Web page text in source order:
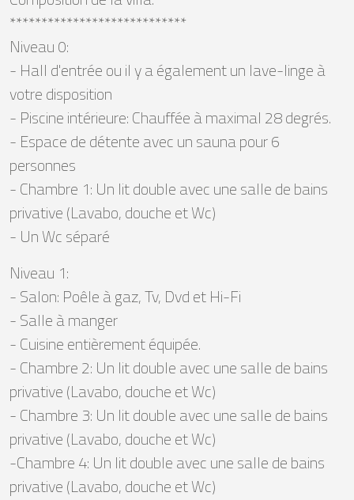
****************************
Niveau 0:
- Hall d'entrée ou il y a également un lave-linge à
votre disposition
- Piscine intérieure: Chauffée à maximal 28 degrés.
- Espace de détente avec un sauna pour 6
personnes
- Chambre 1: Un lit double avec une salle de bains
privative (Lavabo, douche et Wc)
- Un Wc séparé
Niveau 1:
- Salon: Poêle à gaz, Tv, Dvd et Hi-Fi
- Salle à manger
- Cuisine entièrement équipée.
- Chambre 2: Un lit double avec une salle de bains
privative (Lavabo, douche et Wc)
- Chambre 3: Un lit double avec une salle de bains
privative (Lavabo, douche et Wc)
-Chambre 4: Un lit double avec une salle de bains
privative (Lavabo, douche et Wc)